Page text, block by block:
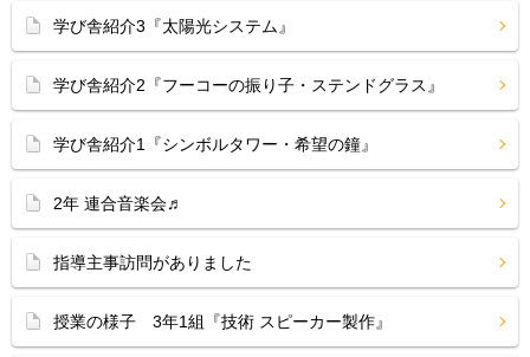
学び舎紹介3『太陽光システム』
学び舎紹介2『フーコーの振り子・ステンドグラス』
学び舎紹介1『シンボルタワー・希望の鐘』
2年 連合音楽会♬
指導主事訪問がありました
授業の様子 3年1組『技術 スピーカー製作』